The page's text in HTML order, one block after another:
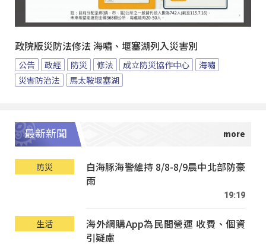
政院版災防法修法 海嘯、堰塞湖列入災害別
公告 政經 防災 修法 成立防災協作中心
海嘯
災害防治法
馬太鞍堰塞湖
最新新聞
防災
白海豚海警維持 8/8-8/9晨中北部防豪
雨
19:19
生活
海外網購App為民間營運 收費、個資
引疑慮